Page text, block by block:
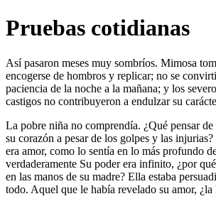
Pruebas cotidianas
Así pasaron meses muy sombríos. Mimosa
encogerse de hombros y replicar; no se
paciencia de la noche a la mañana; y los
castigos no contribuyeron a endulzar su
La pobre niña no comprendía. ¿Qué pensar
su corazón a pesar de los golpes y las
era amor, como lo sentía en lo más profundo
verdaderamente Su poder era infinito, ¿por
en las manos de su madre? Ella estaba
todo. Aquel que le había revelado su amor,